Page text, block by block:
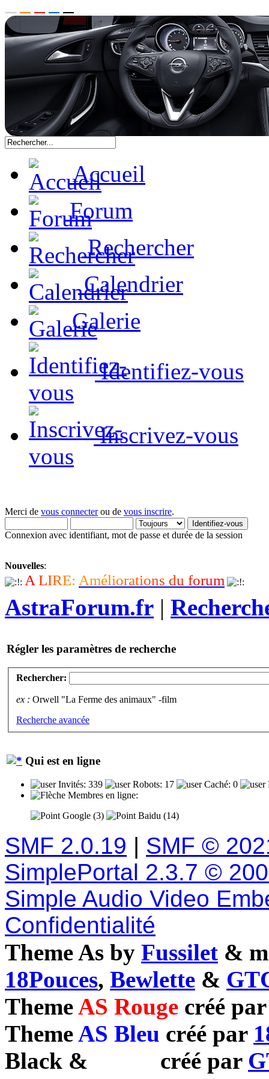
Accueil
Forum
Rechercher
Calendrier
Galerie
Identifiez-vous
Inscrivez-vous
Merci de vous connecterou de vous inscrire.
Connexion avec identifiant, mot de passe et durée de la session
Nouvelles:
A LIRE: Améliorations du forum
AstraForum.fr |
Régler les paramètres de recherche
Rechercher:
ex : Orwell "La Ferme des animaux" -film
Recherche avancée
Qui est en ligne
Invités: 339 Robots: 17 Caché: 0
Membres en ligne:
Google (3)
Baidu (14)
SMF 2.0.19 | SMF ©
SimplePortal 2.3.7 ©
Simple Audio Video
Confidentialité
Theme As by Fussilet &
18Pouces, Bewlette &
Theme AS Rouge créé
Theme AS Bleu créé par
Black & créé par